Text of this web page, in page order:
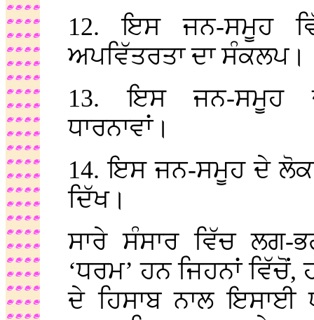
12. ਇਸ ਜਨ-ਸਮੂਹ
ਅਪਵਿੱਤਰਤਾ ਦਾ ਸੰਕਲਪ।
13. ਇਸ ਜਨ-ਸਮੂਹ
ਧਾਰਨਾਵਾਂ।
14. ਇਸ ਜਨ-ਸਮੂਹ ਦੇ
ਦਿੱਖ।
ਸਾਰੇ ਸੰਸਾਰ ਵਿੱਚ ਲਗ-
‘ਧਰਮ’ ਹਨ ਜਿਹਨਾਂ
ਦੇ ਹਿਸਾਬ ਨਾਲ